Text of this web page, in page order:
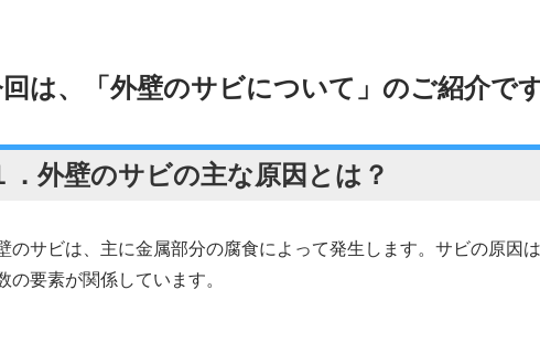
は、「外壁のサビについて 」のご紹介です
． 外壁のサビの主な原因 とは？
のサビは、主に金属部分の腐食によって発生します。サビの原因
の要素が関係しています。